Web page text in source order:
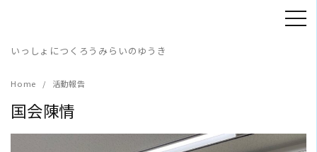
content
いっしょにつくろうみらいのゆうき
Home 活動報告
国会陳情